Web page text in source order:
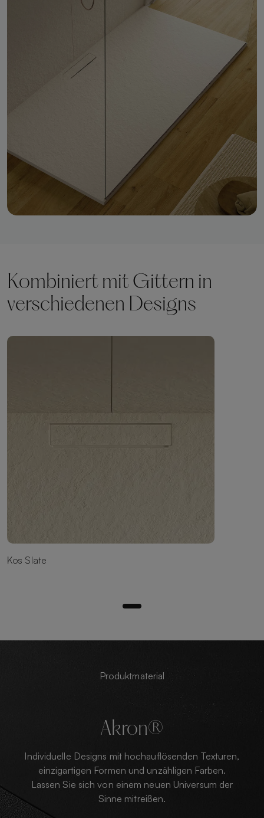
Kombiniert mit Gittern in
verschiedenen Designs
Kos Slate
Produktmaterial
Akron®
Individuelle Designs mit hochauflösenden Texturen,
einzigartigen Formen und unzähligen Farben.
Lassen Sie sich von einem neuen Universum der
Sinne mitreißen.